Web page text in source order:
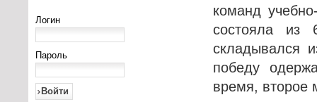
Логин
Пароль
команд
состояла из
складывался
победу
время, второе